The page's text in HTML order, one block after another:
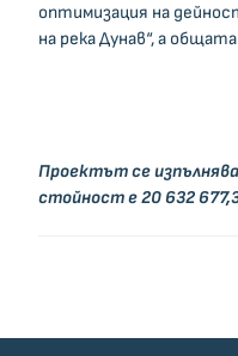
оптимизация на
на река Дунав“, а
Проектът се
стойност е 20 632